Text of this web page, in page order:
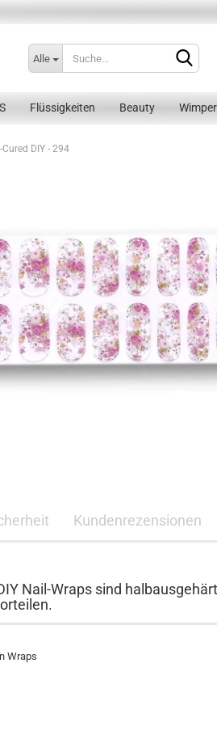
Alle
Flüssigkeiten Beauty
Cured DIY - 294
Kundenrezensionen
Nail-Wraps sind
Wraps